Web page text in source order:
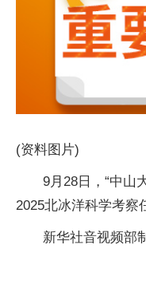
(资料图片)
9月28日，“中山
2025北冰洋科学考察
新华社音视频部